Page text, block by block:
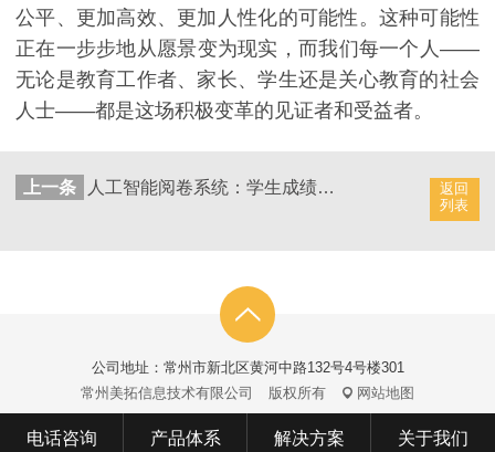
公平、更加高效、更加人性化的可能性。这种可能性
正在一步步地从愿景变为现实，而我们每一个人——
无论是教育工作者、家长、学生还是关心教育的社会
人士——都是这场积极变革的见证者和受益者。
返回
列表
上一条 人工智能阅卷系统：学生成绩管理的智慧时代
公司地址：常州市新北区黄河中路132号4号楼301
常州美拓信息技术有限公司
版权所有 网站地图
电话咨询 产品体系 解决方案 关于我们